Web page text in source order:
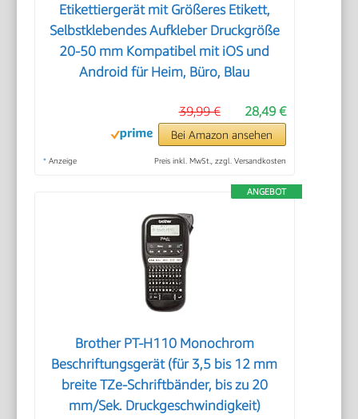
Etikettiergerät mit Größeres Etikett,
Selbstklebendes Aufkleber Druckgröße
20-50 mm Kompatibel mit iOS und
Android für Heim, Büro, Blau
28,49 €
39,99 €
Bei Amazon ansehen
* Anzeige Preis inkl. MwSt., zzgl. Versandkosten
ANGEBOT
Brother PT-H110 Monochrom
Beschriftungsgerät (für 3,5 bis 12 mm
breite TZe-Schriftbänder, bis zu 20
mm/Sek. Druckgeschwindigkeit)